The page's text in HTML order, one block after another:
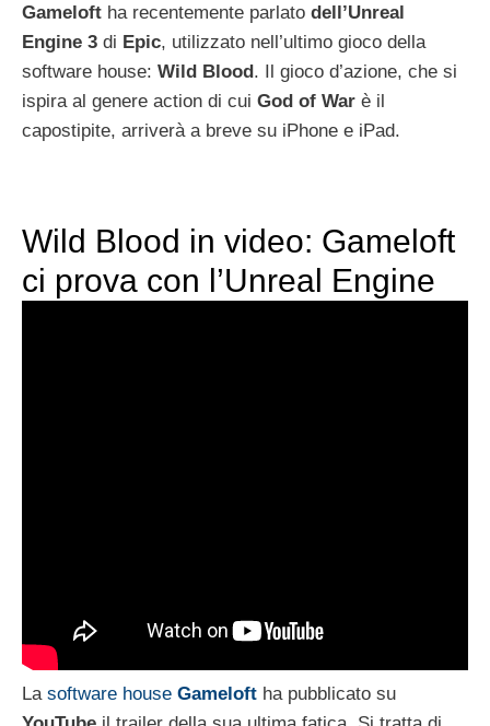
Gameloft ha recentemente parlato dell’Unreal
Engine 3 di Epic, utilizzato nell’ultimo gioco della
software house: Wild Blood. Il gioco d’azione, che si
ispira al genere action di cui God of War è il
capostipite, arriverà a breve su iPhone e iPad.
Wild Blood in video: Gameloft
ci prova con l’Unreal Engine
La software house Gameloft ha pubblicato su